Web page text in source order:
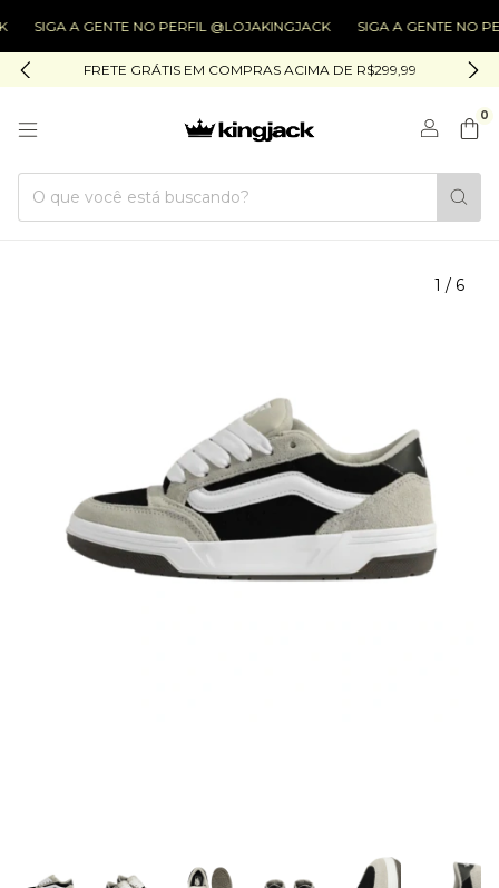
A GENTE NO PERFIL @LOJAKINGJACK SIGA A GENTE NO PERFIL
FRETE GRÁTIS EM COMPRAS ACIMA DE R$299,99
0
1 / 6